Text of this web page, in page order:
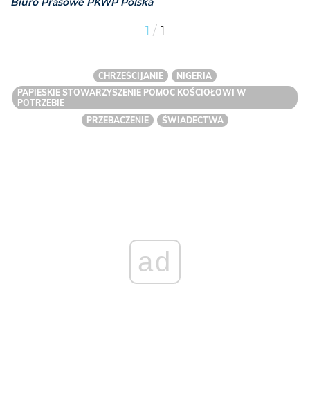
1 / 1
CHRZEŚCIJANIE
NIGERIA
PAPIESKIE STOWARZYSZENIE POMOC KOŚCIOŁOWI W
POTRZEBIE
PRZEBACZENIE
ŚWIADECTWA
ad